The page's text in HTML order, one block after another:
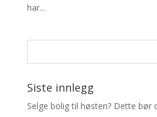
har...
Siste innlegg
Selge bolig til høsten? Dette bør